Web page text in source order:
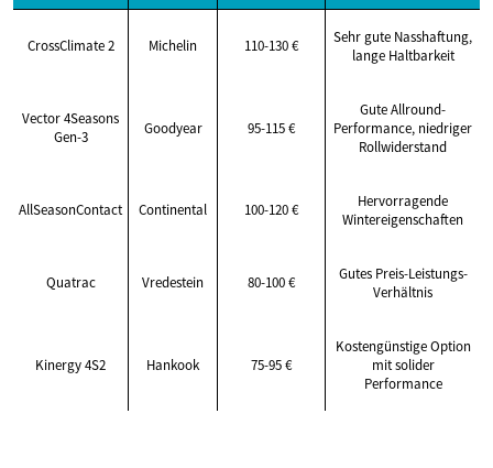
CrossClimate 2 Michelin 110-130 €
Sehr gute Nasshaftung,
lange Haltbarkeit
Vector 4Seasons
Gen-3
Goodyear 95-115 €
Gute Allround-
Performance, niedriger
Rollwiderstand
AllSeasonContact Continental 100-120 €
Hervorragende
Wintereigenschaften
Quatrac Vredestein 80-100 €
Gutes Preis-Leistungs-
Verhältnis
Kinergy 4S2 Hankook 75-95 €
Kostengünstige Option
mit solider
Performance